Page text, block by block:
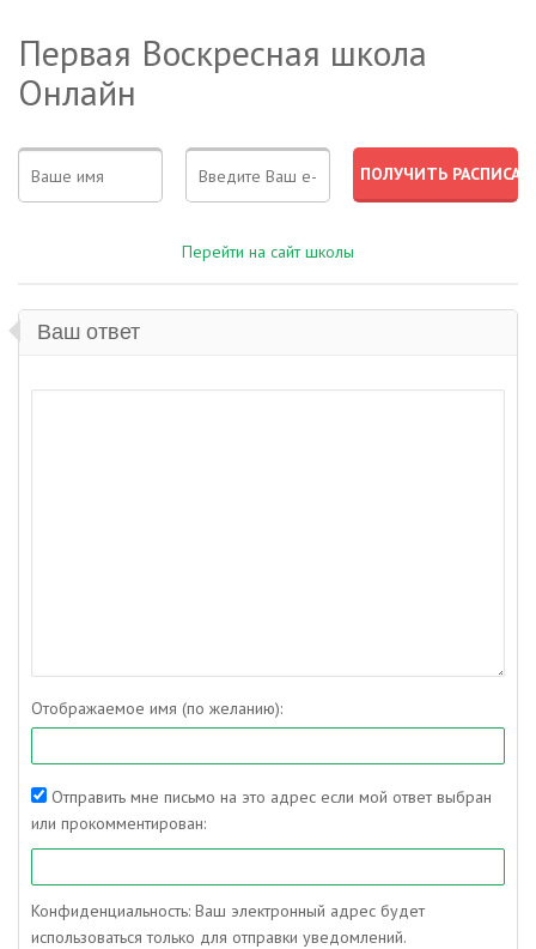
Первая Воскресная школа
Онлайн
Перейти на сайт школы
Ваш ответ
Отображаемое имя (по желанию):
Отправить мне письмо на это адрес если мой ответ выбран
или прокомментирован:
Конфиденциальность: Ваш электронный адрес будет
использоваться только для отправки уведомлений.